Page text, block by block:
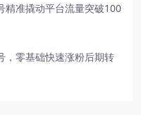
精准撬动平台流量突破100
，零基础快速涨粉后期转